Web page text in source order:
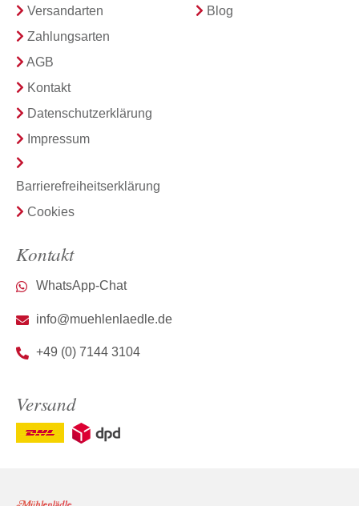
Versandarten
Zahlungsarten
AGB
Kontakt
Datenschutzerklärung
Impressum
Barrierefreiheitserklärung
Cookies
Blog
Kontakt
WhatsApp-Chat
info@muehlenlaedle.de
+49 (0) 7144 3104
Versand